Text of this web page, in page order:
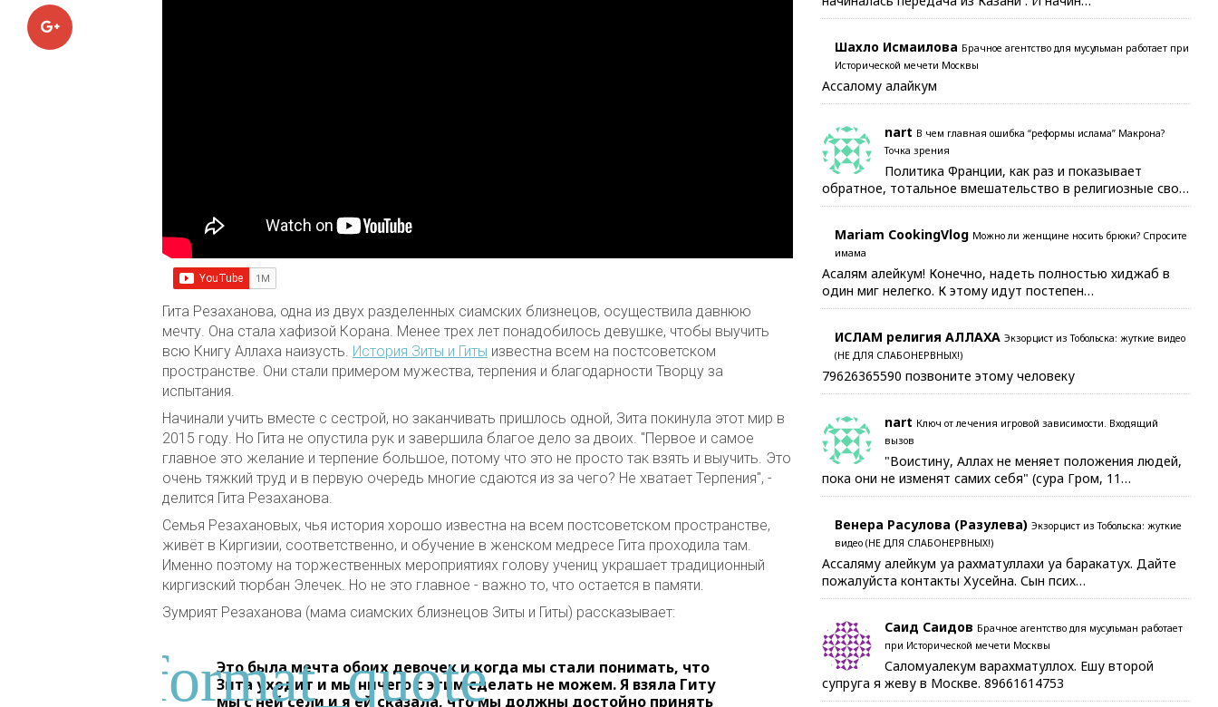
Google+
Гита Резаханова, одна из двух разделенных сиамских близнецов, осуществила давнюю
мечту. Она стала хафизой Корана. Менее трех лет понадобилось девушке, чтобы выучить
всю Книгу Аллаха наизусть. История Зиты и Гиты известна всем на постсоветском
пространстве. Они стали примером мужества, терпения и благодарности Творцу за
испытания.
Начинали учить вместе с сестрой, но заканчивать пришлось одной, Зита покинула этот мир в
2015 году. Но Гита не опустила рук и завершила благое дело за двоих. "Первое и самое
главное это желание и терпение большое, потому что это не просто так взять и выучить. Это
очень тяжкий труд и в первую очередь многие сдаются из за чего? Не хватает Терпения", -
делится Гита Резаханова.
Семья Резахановых, чья история хорошо известна на всем постсоветском пространстве,
живёт в Киргизии, соответственно, и обучение в женском медресе Гита проходила там.
Именно поэтому на торжественных мероприятиях голову учениц украшает традиционный
киргизский тюрбан Элечек. Но не это главное - важно то, что остается в памяти.
Зумрият Резаханова (мама сиамских близнецов Зиты и Гиты) рассказывает:
Это была мечта обоих девочек и когда мы стали понимать, что
Зита уходит и мы ничего с этим сделать не можем. Я взяла Гиту
мы с ней сели и я ей сказала, что мы должны достойно принять
Шахло Исмаилова Брачное агентство для мусульман работает при
Исторической мечети Москвы
Ассалому алайкум
nart В чем главная ошибка “реформы ислама” Макрона?
Точка зрения
Политика Франции, как раз и показывает
обратное, тотальное вмешательство в религиозные сво…
Mariam CookingVlog Можно ли женщине носить брюки? Спросите
имама
Асалям алейкум! Конечно, надеть полностью хиджаб в
один миг нелегко. К этому идут постепен…
ИСЛАМ религия АЛЛАХА Экзорцист из Тобольска: жуткие видео
(НЕ ДЛЯ СЛАБОНЕРВНЫХ!)
79626365590 позвоните этому человеку
nart Ключ от лечения игровой зависимости. Входящий
вызов
"Воистину, Аллах не меняет положения людей,
пока они не изменят самих себя" (сура Гром, 11…
Венера Расулова (Разулева) Экзорцист из Тобольска: жуткие
видео (НЕ ДЛЯ СЛАБОНЕРВНЫХ!)
Ассаляму алейкум уа рахматуллахи уа баракатух. Дайте
пожалуйста контакты Хусейна. Сын псих…
Саид Саидов Брачное агентство для мусульман работает
при Исторической мечети Москвы
Саломуалекум варахматуллох. Ешу второй
супруга я жеву в Москве. 89661614753